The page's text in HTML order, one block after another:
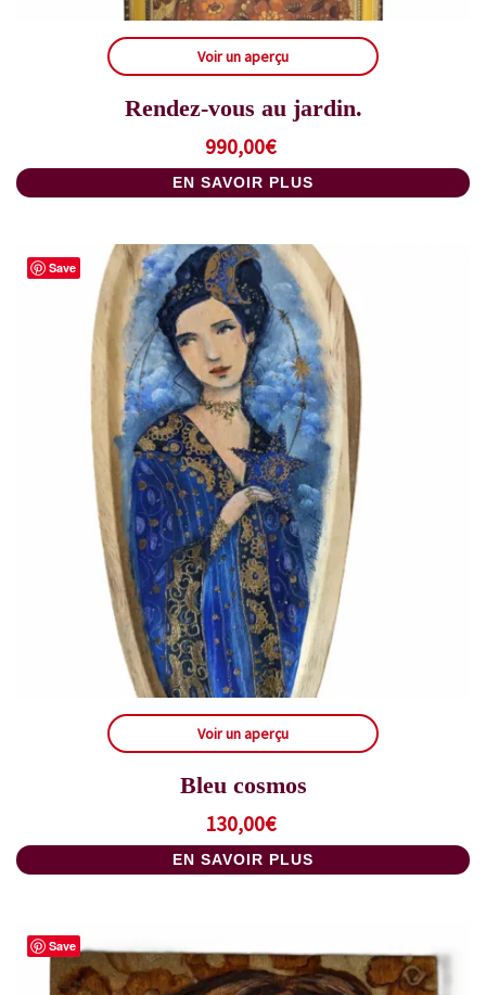
Voir un aperçu
Rendez-vous au jardin.
990,00€
EN SAVOIR PLUS
Save
Voir un aperçu
Bleu cosmos
130,00€
EN SAVOIR PLUS
Save